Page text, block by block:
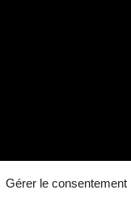
Gérer le consentement